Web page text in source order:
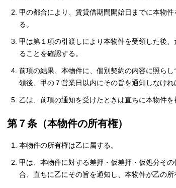
甲の都合により、賃貸借期間開始日までに本物
る。
甲は第１項の引渡しにより本物件を受領した後
ることを確認する。
前項の結果、本物件に、個別契約の内容に照ら
領後、甲の７営業日以内にその旨を通知しなけれ
乙は、前項の通知を受けたときは直ちに本物件
第７条（本物件の所有権）
本物件の所有権は乙に属する。
甲は、本物件に対する差押・仮差押・仮処分そ
合、直ちに乙にその旨を通知し、本物件が乙の所